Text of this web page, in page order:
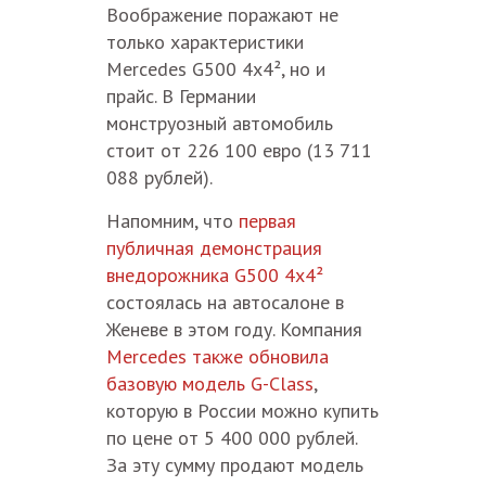
Воображение поражают не
только характеристики
Mercedes G500 4x4², но и
прайс. В Германии
монструозный автомобиль
стоит от 226 100 евро (13 711
088 рублей).
Напомним, что первая
публичная демонстрация
внедорожника G500 4x4²
состоялась на автосалоне в
Женеве в этом году. Компания
Mercedes также обновила
базовую модель G-Class,
которую в России можно купить
по цене от 5 400 000 рублей.
За эту сумму продают модель